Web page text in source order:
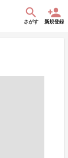
さがす 新規登録